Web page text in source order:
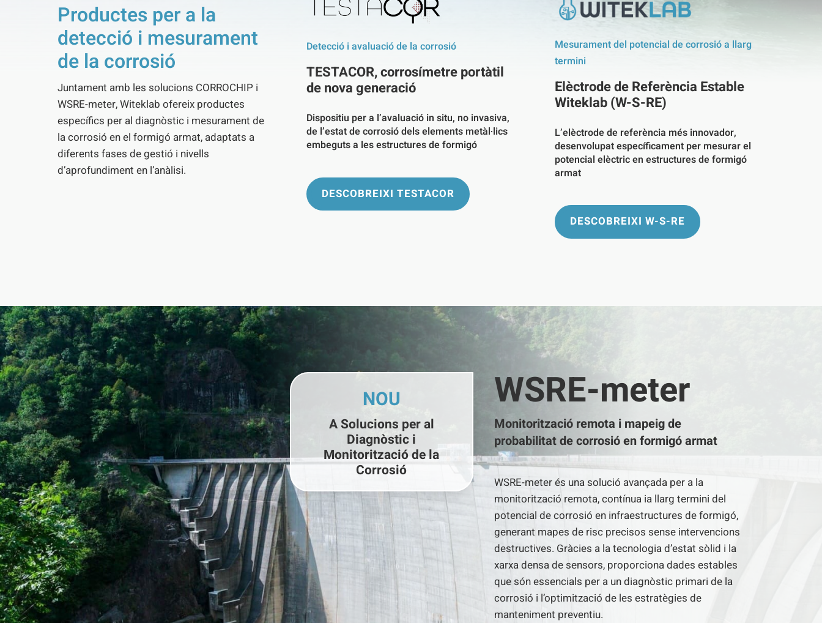
Productes per a la
detecció i mesurament
de la corrosió
Juntament amb les solucions CORROCHIP i
WSRE-meter, Witeklab ofereix productes
específics per al diagnòstic i mesurament de
la corrosió en el formigó armat, adaptats a
diferents fases de gestió i nivells
d’aprofundiment en l’anàlisi.
Detecció i avaluació de la corrosió
TESTACOR, corrosímetre portàtil
de nova generació
Dispositiu per a l’avaluació in situ, no invasiva,
de l’estat de corrosió dels elements metàl·lics
embeguts a les estructures de formigó
DESCOBREIXI TESTACOR
Mesurament del potencial de corrosió a llarg
termini
Elèctrode de Referència Estable
Witeklab (W-S-RE)
L’elèctrode de referència més innovador,
desenvolupat específicament per mesurar el
potencial elèctric en estructures de formigó
armat
DESCOBREIXI W-S-RE
NOU
A Solucions per al
Diagnòstic i
Monitorització de la
Corrosió
WSRE-meter
Monitorització remota i mapeig de
probabilitat de corrosió en formigó armat
WSRE-meter és una solució avançada per a la
monitorització remota, contínua ia llarg termini del
potencial de corrosió en infraestructures de formigó,
generant mapes de risc precisos sense intervencions
destructives. Gràcies a la tecnologia d’estat sòlid i la
xarxa densa de sensors, proporciona dades estables
que són essencials per a un diagnòstic primari de la
corrosió i l’optimització de les estratègies de
manteniment preventiu.